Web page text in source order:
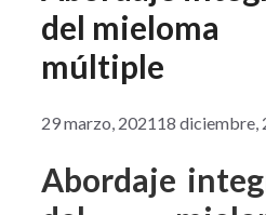
del mieloma
múltiple
29 marzo, 202118 diciembre,
Abordaje